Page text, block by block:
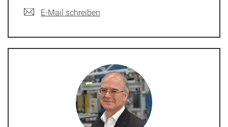
E-Mail schreiben